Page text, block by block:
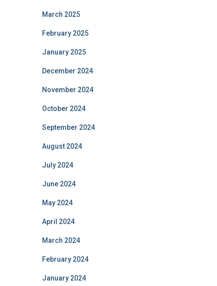
March 2025
February 2025
January 2025
December 2024
November 2024
October 2024
September 2024
August 2024
July 2024
June 2024
May 2024
April 2024
March 2024
February 2024
January 2024